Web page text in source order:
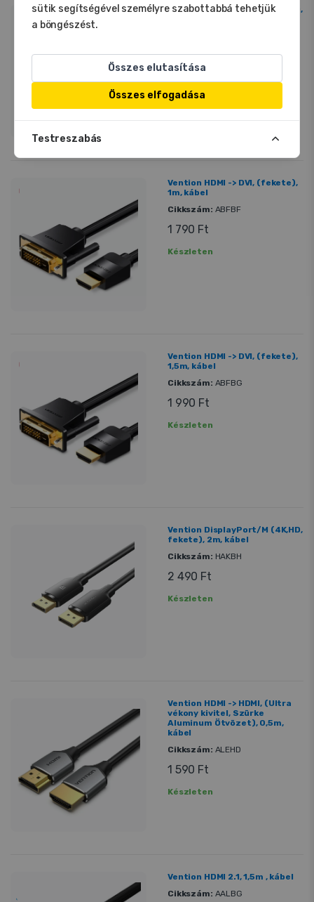
Vention DisplayPort/M (4K,HD,
2 190 Ft
Vention HDMI -> DVI, (fekete),
1m, kábel
Cikkszám: ABFBF
1 790 Ft
Készleten
Vention HDMI -> DVI, (fekete),
1,5m, kábel
Cikkszám: ABFBG
1 990 Ft
Készleten
Vention DisplayPort/M (4K,HD,
fekete), 2m, kábel
Cikkszám: HAKBH
2 490 Ft
Készleten
Vention HDMI -> HDMI, (Ultra
vékony kivitel, Szürke
Aluminum Ötvözet), 0,5m,
kábel
Cikkszám: ALEHD
1 590 Ft
Készleten
Vention HDMI 2.1, 1,5m , kábel
Cikkszám: AALBG
sütik segítségével személyre szabottabbá tehetjük
a böngészést.
Összes elutasítása
Összes elfogadása
Testreszabás